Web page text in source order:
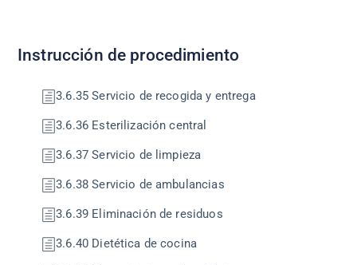
Instrucción de procedimiento
3.6.35 Servicio de recogida y entrega
3.6.36 Esterilización central
3.6.37 Servicio de limpieza
3.6.38 Servicio de ambulancias
3.6.39 Eliminación de residuos
3.6.40 Dietética de cocina